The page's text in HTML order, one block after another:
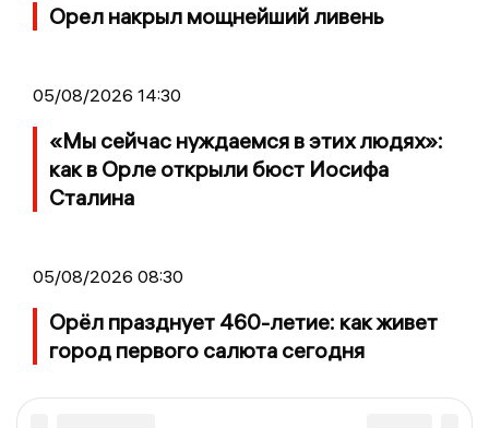
Орел накрыл мощнейший ливень
05/08/2026 14:30
«Мы сейчас нуждаемся в этих людях»:
как в Орле открыли бюст Иосифа
Сталина
05/08/2026 08:30
Орёл празднует 460-летие: как живет
город первого салюта сегодня